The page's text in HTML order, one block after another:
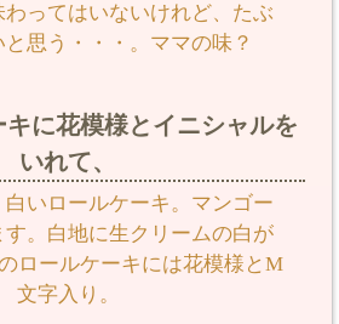
わってはいないけれど、たぶ
思う・・・。ママの味？
に花模様とイニシャルを
いれて、
いロールケーキ。マンゴー
。白地に生クリームの白が
ロールケーキには花模様とM
文字入り。